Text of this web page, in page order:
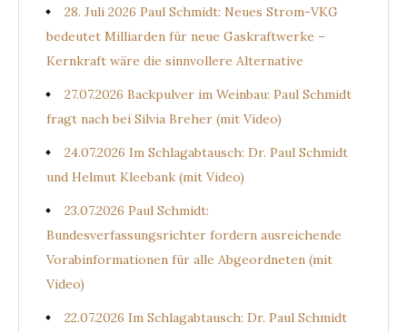
28. Juli 2026 Paul Schmidt: Neues Strom-VKG
bedeutet Milliarden für neue Gaskraftwerke –
Kernkraft wäre die sinnvollere Alternative
27.07.2026 Backpulver im Weinbau: Paul Schmidt
fragt nach bei Silvia Breher (mit Video)
24.07.2026 Im Schlagabtausch: Dr. Paul Schmidt
und Helmut Kleebank (mit Video)
23.07.2026 Paul Schmidt:
Bundesverfassungsrichter fordern ausreichende
Vorabinformationen für alle Abgeordneten (mit
Video)
22.07.2026 Im Schlagabtausch: Dr. Paul Schmidt